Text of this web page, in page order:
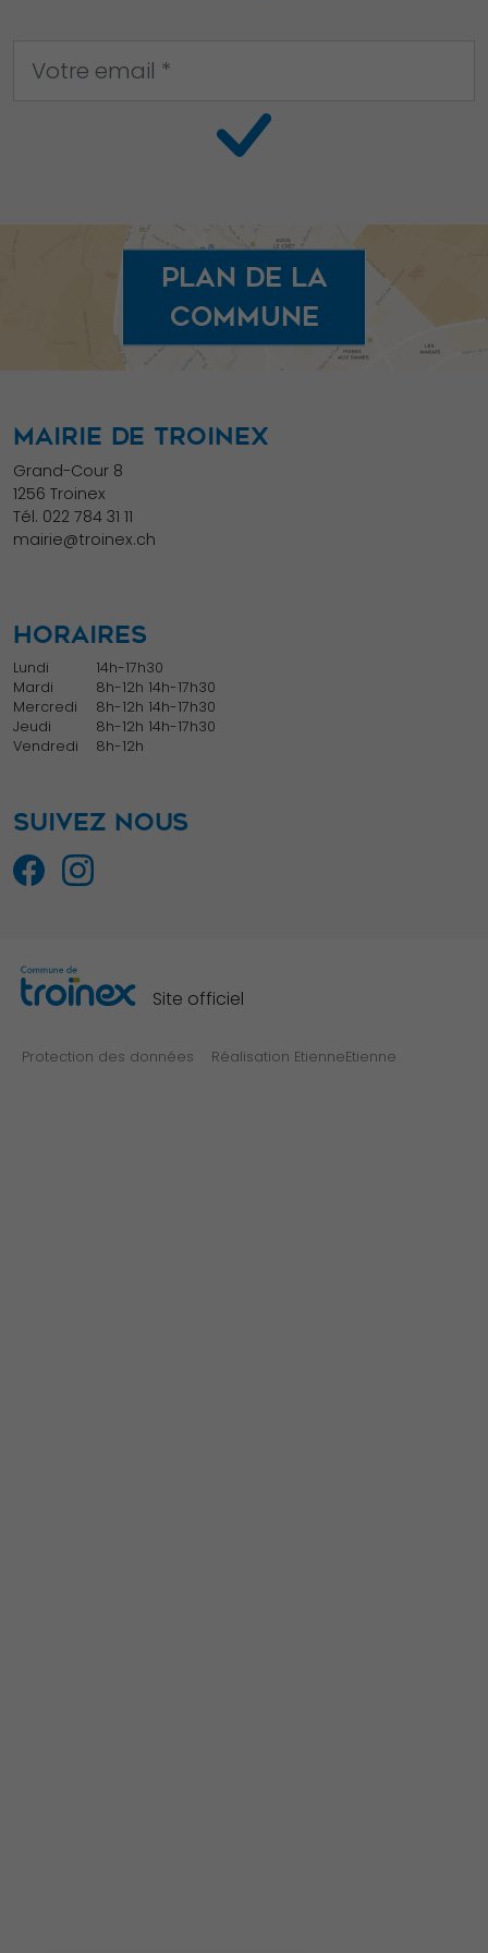
Plan de la
commune
MAIRIE DE TROINEX
Grand-Cour 8
1256 Troinex
Tél. 022 784 31 11
mairie@troinex.ch
HORAIRES
Lundi
Mardi
Mercredi
Jeudi
Vendredi
14h-17h30
8h-12h 14h-17h30
8h-12h 14h-17h30
8h-12h 14h-17h30
8h-12h
SUIVEZ NOUS
Site officiel
Protection des données Réalisation EtienneEtienne
voir du
contenu et des
personnalisés.